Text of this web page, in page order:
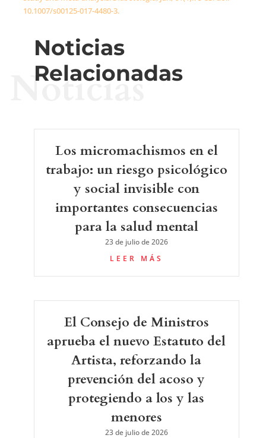
10.1007/s00125-017-4480-3.
Noticias
Relacionadas
Noticias
Los micromachismos en el
trabajo: un riesgo psicológico
y social invisible con
importantes consecuencias
para la salud mental
23 de julio de 2026
LEER MÁS
El Consejo de Ministros
aprueba el nuevo Estatuto del
Artista, reforzando la
prevención del acoso y
protegiendo a los y las
menores
23 de julio de 2026